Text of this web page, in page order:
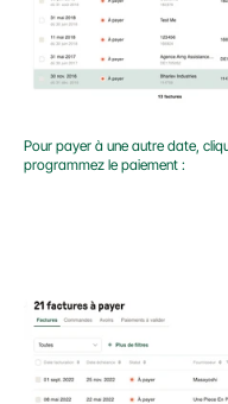
Pour payer à une autre date,
programmez le paiement :